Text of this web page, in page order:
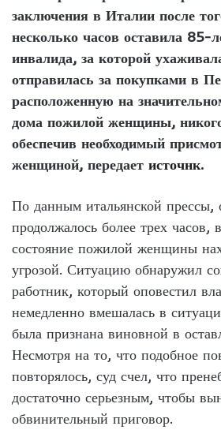
заключения в Италии после
несколько часов оставила
инвалида, за которой
отправилась за покупками в
расположенную на
дома пожилой женщины,
обеспечив необходимый
женщиной, передает источнк.
По данным итальянской прессы,
продолжалось более трех часов,
состояние пожилой женщины
угрозой. Ситуацию обнаружил
работник, который оповестил
немедленно вмешалась в
была признана виновной в
Несмотря на то, что подобное
повторялось, суд счел, что
достаточно серьезным, чтобы
обвинительный приговор.